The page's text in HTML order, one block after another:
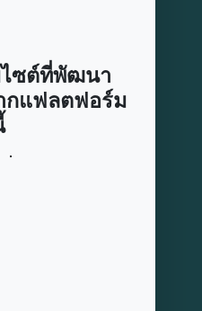
ไซต์ที่พัฒนา
กแฟลตฟอร์ม